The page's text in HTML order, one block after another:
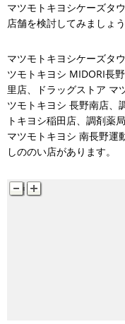
マツモトキヨシケーズタ
店舗を検討してみましょう
マツモトキヨシケーズタ
ツモトキヨシ MIDORI長
里店、ドラッグストア マ
ツモトキヨシ 長野南店、
トキヨシ稲田店、調剤薬
マツモトキヨシ 南長野運
しののい店があります。